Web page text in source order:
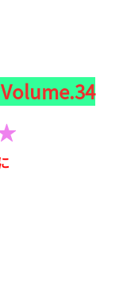
Volume.34